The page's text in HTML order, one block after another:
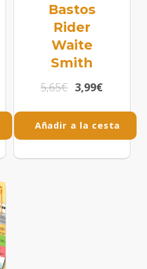
Bastos
Rider
Waite
Smith
5,65€ 3,99€
Añadir a la cesta